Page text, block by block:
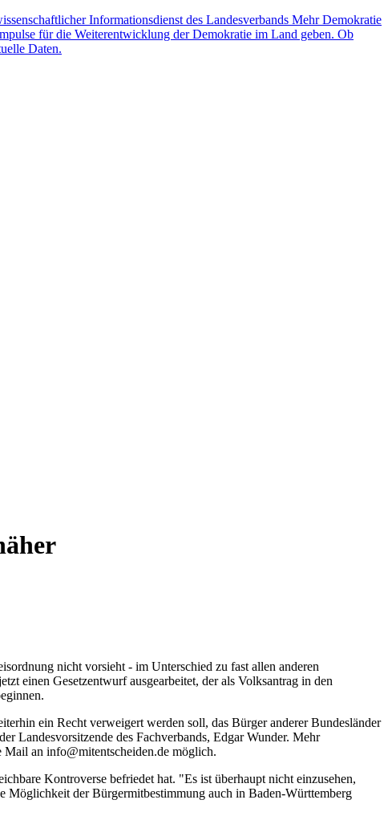
Informationsdienst des Landesverbands Mehr Demokratie
für die Weiterentwicklung der Demokratie im Land geben. Ob
Daten.
nicht vorsieht - im Unterschied zu fast allen anderen
einen Gesetzentwurf ausgearbeitet, der als Volksantrag in den
ein Recht verweigert werden soll, das Bürger anderer Bundesländer
Landesvorsitzende des Fachverbands, Edgar Wunder. Mehr
an info@mitentscheiden.de möglich.
Kontroverse befriedet hat. "Es ist überhaupt nicht einzusehen,
Möglichkeit der Bürgermitbestimmung auch in Baden-Württemberg